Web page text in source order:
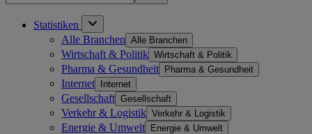
Statistiken
Alle Branchen Alle Branchen
Wirtschaft & Politik Wirtschaft & Politik
Pharma & Gesundheit Pharma & Gesundheit
Internet Internet
Gesellschaft Gesellschaft
Verkehr & Logistik Verkehr & Logistik
Energie & Umwelt Energie & Umwelt